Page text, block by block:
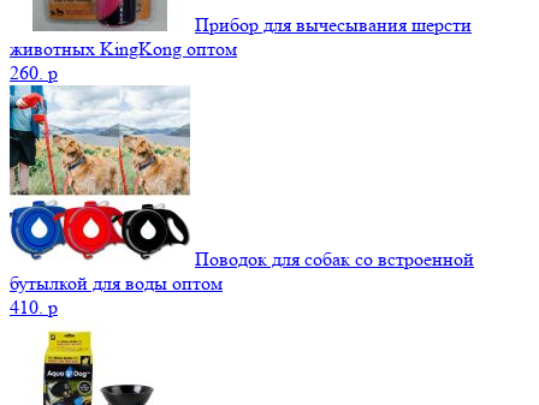
Прибор для вычесывания шерсти
животных KingKong оптом
260. p
Поводок для собак со встроенной
бутылкой для воды оптом
410. p